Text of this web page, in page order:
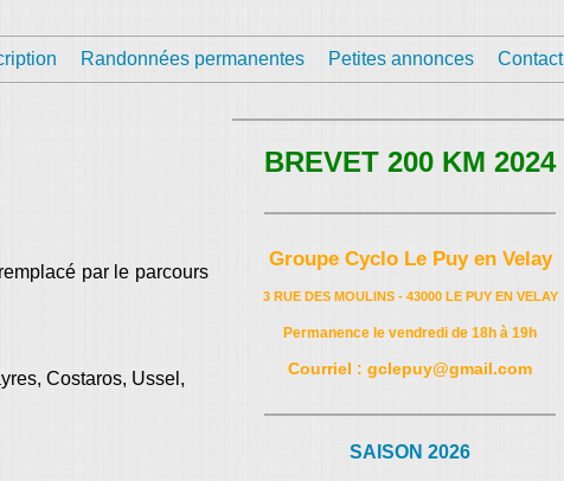
Randonnées permanentes Petites annonces Contact
par le parcours
Costaros, Ussel,
BREVET 200 KM 2024
Groupe Cyclo Le Puy en Velay
3 RUE DES MOULINS - 43000 LE PUY EN VELAY
Permanence le vendredi de 18h à 19h
Courriel : gclepuy@gmail.com
SAISON 2026